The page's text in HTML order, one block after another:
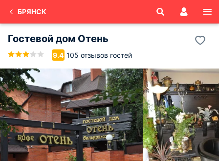
БРЯНСК
Гостевой дом Отень
9.4 105 отзывов гостей